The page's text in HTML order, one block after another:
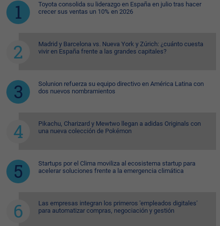
Toyota consolida su liderazgo en España en julio tras hacer
crecer sus ventas un 10% en 2026
Madrid y Barcelona vs. Nueva York y Zúrich: ¿cuánto cuesta
vivir en España frente a las grandes capitales?
Solunion refuerza su equipo directivo en América Latina con
dos nuevos nombramientos
Pikachu, Charizard y Mewtwo llegan a adidas Originals con
una nueva colección de Pokémon
Startups por el Clima moviliza al ecosistema startup para
acelerar soluciones frente a la emergencia climática
Las empresas integran los primeros 'empleados digitales'
para automatizar compras, negociación y gestión